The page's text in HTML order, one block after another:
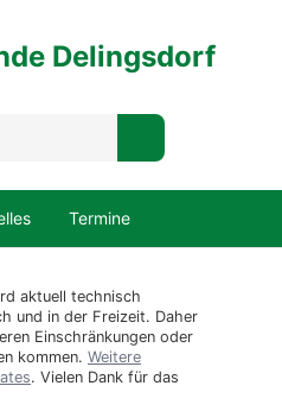
Delingsdorf
Termine
aktuell technisch
und in der Freizeit. Daher
Einschränkungen oder
kommen. Weitere
. Vielen Dank für das